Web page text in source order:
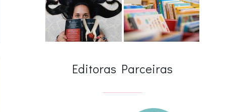
Editoras Parceiras